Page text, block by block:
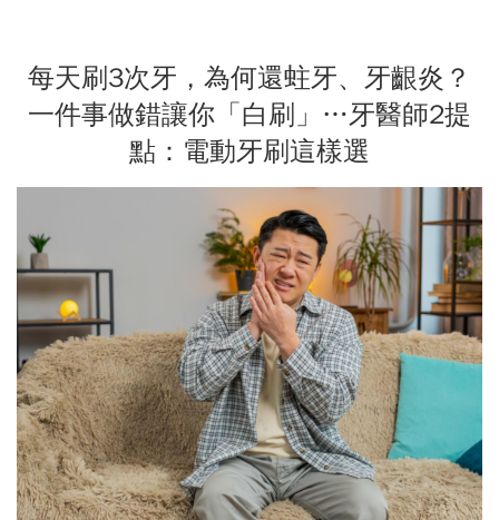
每天刷3次牙，為何還蛀牙、牙齦炎？
一件事做錯讓你「白刷」…牙醫師2提
點：電動牙刷這樣選